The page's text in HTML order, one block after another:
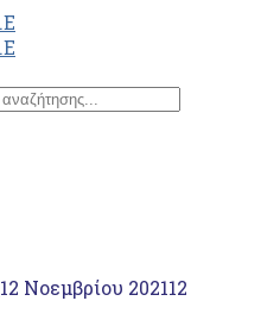
12 Νοεμβρίου 202112